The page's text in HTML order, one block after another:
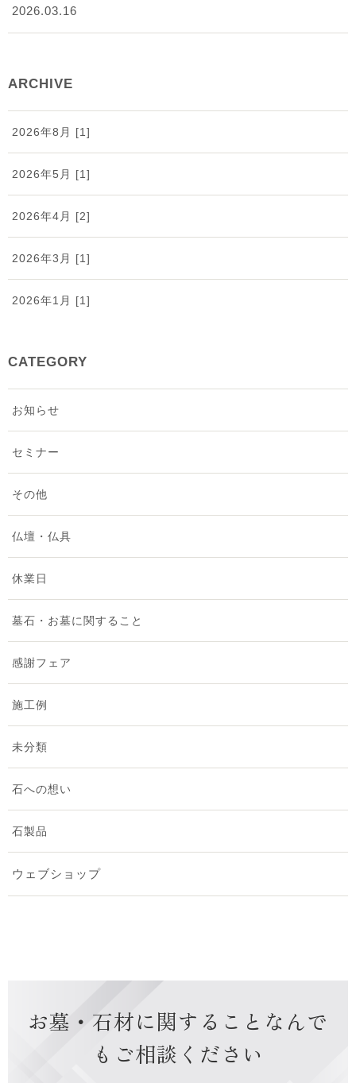
2026.03.16
ARCHIVE
2026年8月 [1]
2026年5月 [1]
2026年4月 [2]
2026年3月 [1]
2026年1月 [1]
2024年6月 [1]
CATEGORY
お知らせ
セミナー
その他
仏壇・仏具
休業日
墓石・お墓に関すること
感謝フェア
施工例
未分類
石への想い
石製品
ウェブショップ
お墓・石材に関すること なんで
もご相談ください